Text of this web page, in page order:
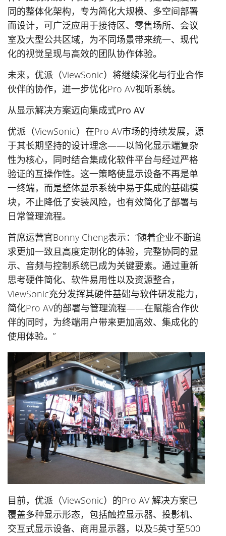
同的整体化架构，专为简化大规模、多空间部署
而设计，可广泛应用于接待区、零售场所、会议
室及大型公共区域，为不同场景带来统一、现代
化的视觉呈现与高效的团队协作体验。
未来，优派（ViewSonic）将继续深化与行业合作
伙伴的协作，进一步优化Pro AV视听系统。
从显示解决方案迈向集成式Pro AV
优派（ViewSonic）在Pro AV市场的持续发展，源
于其长期坚持的设计理念——以简化显示端复杂
性为核心，同时结合集成化软件平台与经过严格
验证的互操作性。这一策略使显示设备不再是单
一终端，而是整体显示系统中易于集成的基础模
块，不止降低了安装风险，也有效简化了部署与
日常管理流程。
首席运营官Bonny Cheng表示：“随着企业不断追
求更加一致且高度定制化的体验，完整协同的显
示、音频与控制系统已成为关键要素。通过重新
思考硬件简化、软件易用性以及资源整合，
ViewSonic充分发挥其硬件基础与软件研发能力，
简化Pro AV的部署与管理流程——在赋能合作伙
伴的同时，为终端用户带来更加高效、集成化的
使用体验。”
目前，优派（ViewSonic）的Pro AV 解决方案已
覆盖多种显示形态，包括触控显示器、投影机、
交互式显示设备、商用显示器，以及5英寸至500